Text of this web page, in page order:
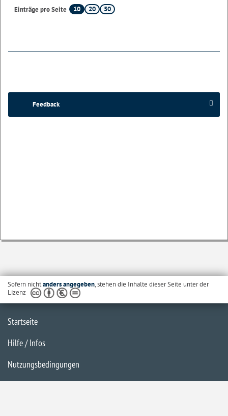
Einträge pro Seite
10 20 50
Feedback
Sofern nichtanders angegeben, stehen die Inhalte dieser Seite unter der
Lizenz
Startseite
Hilfe / Infos
Nutzungsbedingungen